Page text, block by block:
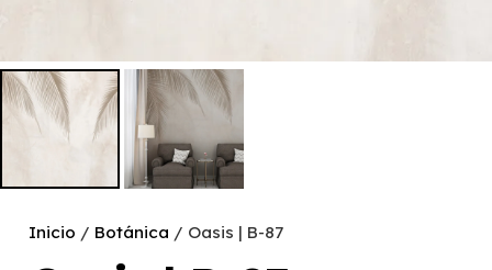
Inicio / Botánica / Oasis | B-87